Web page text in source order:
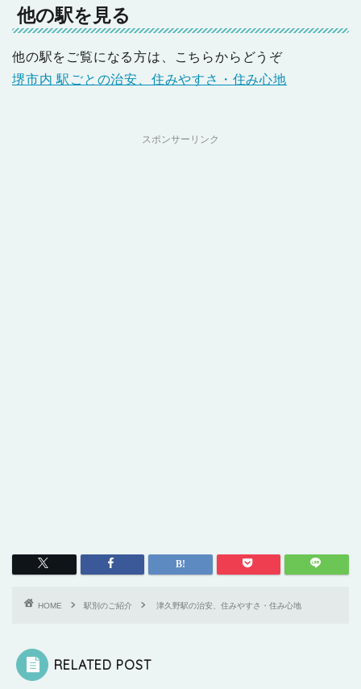
他の駅を見る
他の駅をご覧になる方は、こちらからどうぞ
堺市内 駅ごとの治安、住みやすさ・住み心地
スポンサーリンク
HOME 駅別のご紹介 津久野駅の治安、住みやすさ・住み心地
RELATED POST